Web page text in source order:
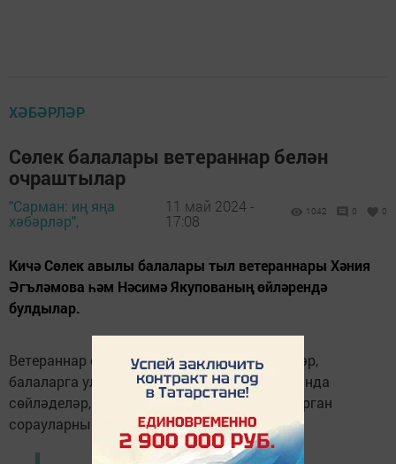
ХӘБӘРЛӘР
Сөлек балалары ветераннар белән
очраштылар
"Сарман: иң яңа
хәбәрләр",
11 май 2024 -
17:08
1042 0 0
Кичә Сөлек авылы балалары тыл ветераннары Хәния
Әгъләмова һәм Нәсимә Якупованың өйләрендә
булдылар.
Ветераннар сугыш елларын искә төшерделәр,
балаларга ул елларның авырлыклары турында
сөйләделәр, балалар үзләрен кызыксындырган
сорауларны бирделәр.